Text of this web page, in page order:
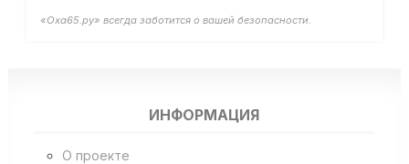
«Оха65.ру» всегда заботится о вашей безопасности.
ИНФОРМАЦИЯ
О проекте